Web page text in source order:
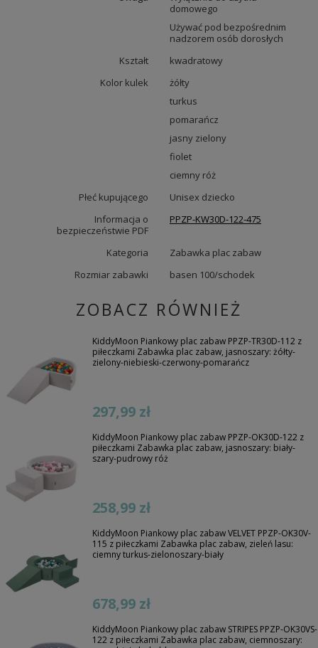
domowego
Używać pod bezpośrednim
nadzorem osób dorosłych
Kształt
kwadratowy
Kolor kulek
żółty
turkus
pomarańcz
jasny zielony
fiolet
ciemny róż
Płeć kupującego
Unisex dziecko
Informacja o
bezpieczeństwie PDF
PPZP-KW30D-122-475
Kategoria
Zabawka plac zabaw
Rozmiar zabawki
basen 100/schodek
ZOBACZ RÓWNIEŻ
KiddyMoon Piankowy plac zabaw PPZP-TR30D-112 z
piłeczkami Zabawka plac zabaw, jasnoszary: żółty-
zielony-niebieski-czerwony-pomarańcz
297,99 zł
KiddyMoon Piankowy plac zabaw PPZP-OK30D-122 z
piłeczkami Zabawka plac zabaw, jasnoszary: biały-
szary-pudrowy róż
258,99 zł
KiddyMoon Piankowy plac zabaw VELVET PPZP-OK30V-
115 z piłeczkami Zabawka plac zabaw, zieleń lasu:
ciemny turkus-zielonoszary-biały
678,99 zł
KiddyMoon Piankowy plac zabaw STRIPES PPZP-OK30VS-
122 z piłeczkami Zabawka plac zabaw, ciemnoszary: